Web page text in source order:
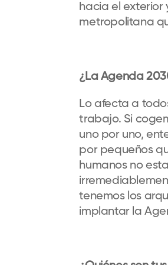
hacia el exterior
metropolitana
¿La Agenda
Lo afecta a
trabajo. Si
uno por uno,
por pequeños
humanos no
tenemos los
implantar la